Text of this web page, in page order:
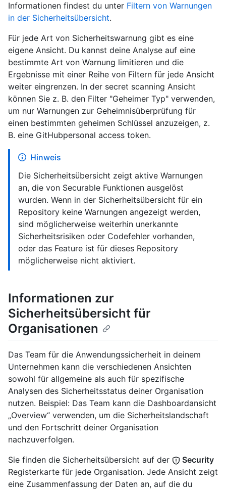
Informationen findest du unter Filtern von Warnungen
in der Sicherheitsübersicht.
Für jede Art von Sicherheitswarnung gibt es eine
eigene Ansicht. Du kannst deine Analyse auf eine
bestimmte Art von Warnung limitieren und die
Ergebnisse mit einer Reihe von Filtern für jede Ansicht
weiter eingrenzen. In der secret scanning Ansicht
können Sie z. B. den Filter "Geheimer Typ" verwenden,
um nur Warnungen zur Geheimnisüberprüfung für
einen bestimmten geheimen Schlüssel anzuzeigen, z.
B. eine GitHubpersonal access token.
Hinweis
Die Sicherheitsübersicht zeigt aktive Warnungen
an, die von Securable Funktionen ausgelöst
wurden. Wenn in der Sicherheitsübersicht für ein
Repository keine Warnungen angezeigt werden,
sind möglicherweise weiterhin unerkannte
Sicherheitsrisiken oder Codefehler vorhanden,
oder das Feature ist für dieses Repository
möglicherweise nicht aktiviert.
Informationen zur
Sicherheitsübersicht für
Organisationen
Das Team für die Anwendungssicherheit in deinem
Unternehmen kann die verschiedenen Ansichten
sowohl für allgemeine als auch für spezifische
Analysen des Sicherheitsstatus deiner Organisation
nutzen. Beispiel: Das Team kann die Dashboardansicht
„Overview“ verwenden, um die Sicherheitslandschaft
und den Fortschritt deiner Organisation
nachzuverfolgen.
Sie finden die Sicherheitsübersicht auf der
Security
Registerkarte für jede Organisation. Jede Ansicht zeigt
eine Zusammenfassung der Daten an, auf die du